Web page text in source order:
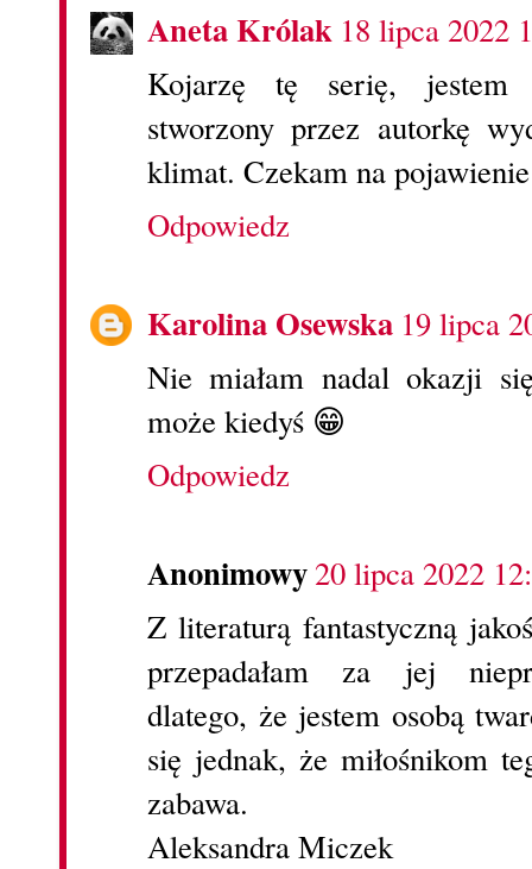
Aneta Królak 18 lipca 2022
Kojarzę tę serię, jestem
stworzony przez autorkę
klimat. Czekam na pojawienie
Odpowiedz
Karolina Osewska 19 lipca
Nie miałam nadal okazji
może kiedyś 😁
Odpowiedz
Anonimowy20 lipca 2022
Z literaturą fantastyczną
przepadałam za jej
dlatego, że jestem osobą
się jednak, że miłośnikom
zabawa.
Aleksandra Miczek